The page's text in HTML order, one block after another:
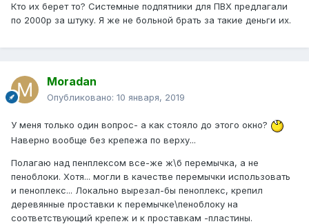
Кто их берет то? Системные подпятники для ПВХ предлагали
по 2000р за штуку. Я же не больной брать за такие деньги их.
Moradan
Опубликовано: 10 января, 2019
У меня только один вопрос- а как стояло до этого окно?
Наверно вообще без крепежа по верху...
Полагаю над пенплексом все-же ж\б перемычка, а не
пеноблоки. Хотя... могли в качестве перемычки использовать
и пеноплекс... Локально вырезал-бы пеноплекс, крепил
деревянные проставки к перемычке\пеноблоку на
соответствующий крепеж и к проставкам -пластины.